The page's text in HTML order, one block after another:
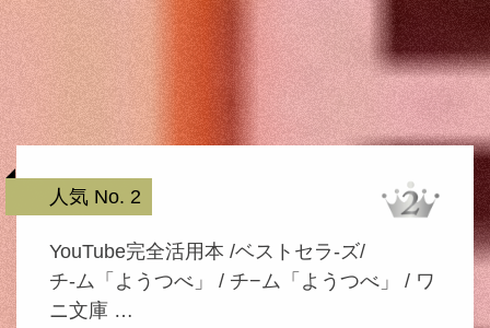
人気 No. 2
YouTube完全活用本 /ベストセラ-ズ/
チ-ム「ようつべ」 / チ−ム「ようつべ」 / ワ
ニ文庫 …